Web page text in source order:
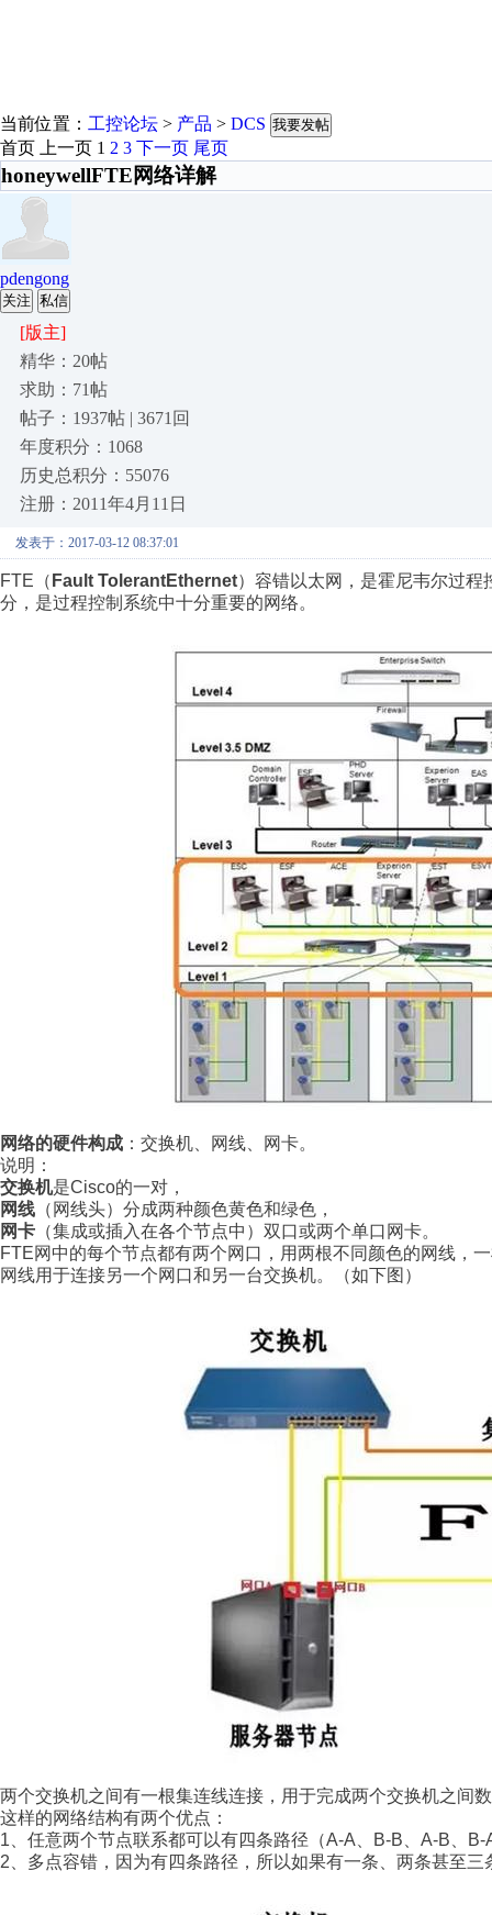
当前位置： 工控论坛 > 产品 > DCS 我要发帖
首页 上一页 1 2 3 下一页 尾页
honeywellFTE网络详解
pdengong
关注 私信
[版主]
精华：20帖
求助：71帖
帖子：1937帖 | 3671回
年度积分：1068
历史总积分：55076
注册：2011年4月11日
发表于：2017-03-12 08:37:01
FTE （ Fault TolerantEthernet）容错以太网，是霍尼韦尔过
分，是过程控制系统中十分重要的网络。
网络的硬件构成 ：交换机、网线、网卡。
说明：
交换机是Cisco的一对，
网线 （网线头）分成两种颜色黄色和绿色，
网卡 （集成或插入在各个节点中）双口或两个单口网卡。
FTE网中的每个节点都有两个网口，用两根不同颜色的网线，
网线用于连接另一个网口和另一台交换机。（如下图）
两个交换机之间有一根集连线连接，用于完成两个交换机之间
这样的网络结构有两个优点：
1 、任意两个节点联系都可以有四条路径（A-A B-B A-B
B-
2 、多点容错，因为有四条路径，所以如果有一条、两条甚至